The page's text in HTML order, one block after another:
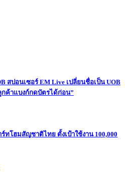
สปอนเซอร์ EM Live เปลี่ยนชื่อเป็น UOB
กค้าแบงก์กดบัตรได้ก่อน”
ทโฮมสัญชาติไทย ตั้งเป้าใช้งาน 100,000